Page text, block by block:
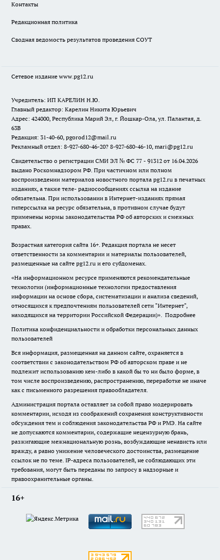
Контакты
Редакционная политика
Сводная ведомость результатов проведения СОУТ
Сетевое издание www.pg12.ru
Учредитель: ИП КАРЕЛИН Н.Ю.
Главный редактор: Карелин Никита Юрьевич
Адрес: 424000, Республика Марий Эл, г. Йошкар-Ола, ул. Палантая, д.
63В
Редакция: 31-40-60, pgorod12@mail.ru
Рекламный отдел: 8-927-680-46-20? 8-927-680-46-10, mari@pg12.ru
Свидетельство о регистрации СМИ ЭЛ № ФС 77 - 91312 от 16.04.2026
выдано Роскомнадзором РФ. При частичном или полном
воспроизведении материалов новостного портала pg12.ru в печатных
изданиях, а также теле- радиосообщениях ссылка на издание
обязательна. При использовании в Интернет-изданиях прямая
гиперссылка на ресурс обязательна, в противном случае будут
применены нормы законодательства РФ об авторских и смежных
правах.
Возрастная категория сайта 16+. Редакция портала не несет
ответственности за комментарии и материалы пользователей,
размещенные на сайте pg12.ru и его субдоменах.
«На информационном ресурсе применяются рекомендательные
технологии (информационные технологии предоставления
информации на основе сбора, систематизации и анализа сведений,
относящихся к предпочтениям пользователей сети "Интернет",
находящихся на территории Российской Федерации)». Подробнее
Политика конфиденциальности и обработки персональных данных
пользователей
Вся информация, размещенная на данном сайте, охраняется в
соответствии с законодательством РФ об авторском праве и не
подлежит использованию кем-либо в какой бы то ни было форме, в
том числе воспроизведению, распространению, переработке не иначе
как с письменного разрешения правообладателя.
Администрация портала оставляет за собой право модерировать
комментарии, исходя из соображений сохранения конструктивности
обсуждения тем и соблюдения законодательства РФ и РМЭ. На сайте
не допускаются комментарии, содержащие нецензурную брань,
разжигающие межнациональную рознь, возбуждающие ненависть или
вражду, а равно унижение человеческого достоинства, размещение
ссылок не по теме. IP-адреса пользователей, не соблюдающих эти
требования, могут быть переданы по запросу в надзорные и
правоохранительные органы.
16+